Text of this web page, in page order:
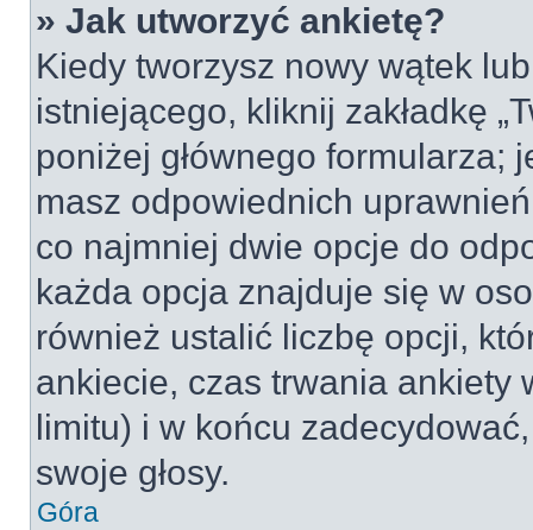
» Jak utworzyć ankietę?
Kiedy tworzysz nowy wątek
istniejącego, kliknij zakładkę
poniżej głównego formularza;
masz odpowiednich
co najmniej dwie opcje do
każda opcja znajduje się w
również ustalić liczbę opcji,
ankiecie, czas trwania ankiety
limitu) i w końcu
swoje głosy.
Góra